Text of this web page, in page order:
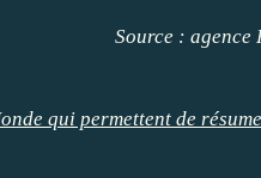
Source : agence
qui permettent de